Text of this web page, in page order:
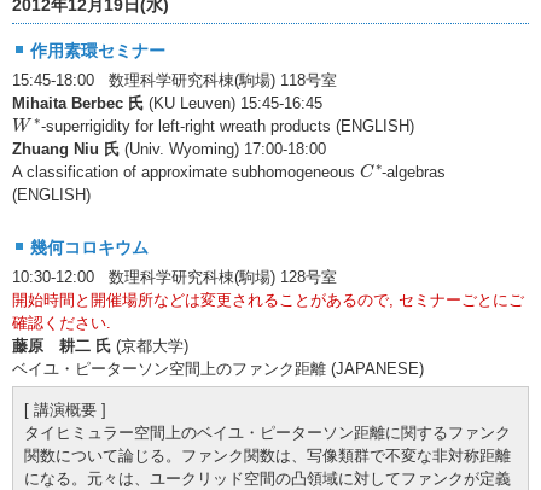
2012年12月19日(水)
作用素環セミナー
15:45-18:00 数理科学研究科棟(駒場) 118号室
Mihaita Berbec 氏 (KU Leuven) 15:45-16:45
W ∗
W∗-superrigidity for left-right wreath products (ENGLISH)
Zhuang Niu 氏 (Univ. Wyoming) 17:00-18:00
A classification of approximate subhomogeneous C∗
C∗-algebras
(ENGLISH)
幾何コロキウム
10:30-12:00 数理科学研究科棟(駒場) 128号室
開始時間と開催場所などは変更されることがあるので, セミナーごとにご
確認ください.
藤原 耕二 氏 (京都大学)
ベイユ・ピーターソン空間上のファンク距離 (JAPANESE)
[ 講演概要 ]
タイヒミュラー空間上のベイユ・ピーターソン距離に関するファンク
関数について論じる。ファンク関数は、写像類群で不変な非対称距離
になる。元々は、ユークリッド空間の凸領域に対してファンクが定義